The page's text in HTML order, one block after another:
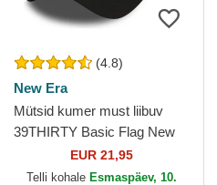
(4.8)
New Era
Mütsid kumer must liibuv
39THIRTY Basic Flag New
EUR 21,95
Telli kohale Esmaspäev, 10.